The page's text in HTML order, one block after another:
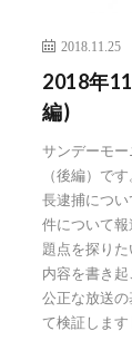
2018.11.25
2018年
編)
サンデーモ
（後編）で
長逮捕につ
件について
題点を探り
内容を書き
公正な放送
て検証します